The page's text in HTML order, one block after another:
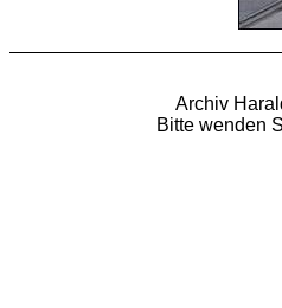
Archiv
Bitte wenden